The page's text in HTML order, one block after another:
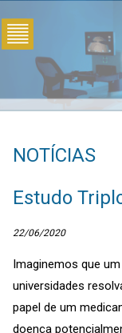
NOTÍCIAS
Estudo
22/06/2020
Imaginemos que
universidades
papel de um
doença